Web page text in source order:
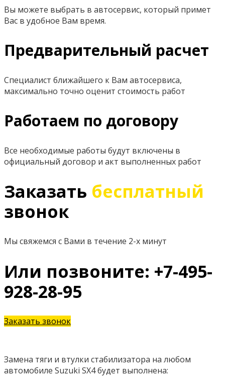
Вы можете выбрать в автосервис, который примет
Вас в удобное Вам время.
Предварительный расчет
Специалист ближайшего к Вам автосервиса,
максимально точно оценит стоимость работ
Работаем по договору
Все необходимые работы будут включены в
официальный договор и акт выполненных работ
Заказать бесплатный
звонок
Мы свяжемся с Вами в течение 2-х минут
Или позвоните: +7-495-
928-28-95
Заказать звонок
Замена тяги и втулки стабилизатора на любом
автомобиле Suzuki SX4 будет выполнена: